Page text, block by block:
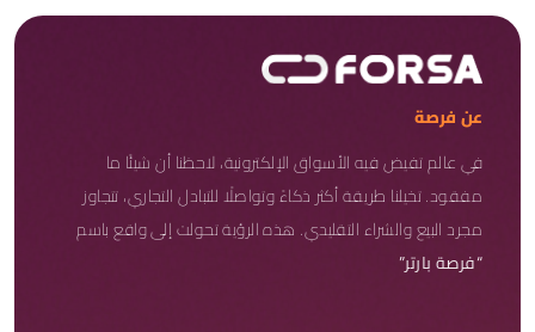
عن فرصة
في عالم تفيض فيه الأسواق الإلكترونية، لاحظنا أن شيئًا ما
مفقود. تخيلنا طريقة أكثر ذكاءً وتواصلًا للتبادل التجاري، تتجاوز
مجرد البيع والشراء التقليدي. هذه الرؤية تحولت إلى واقع باسم
“فرصة بارتر”